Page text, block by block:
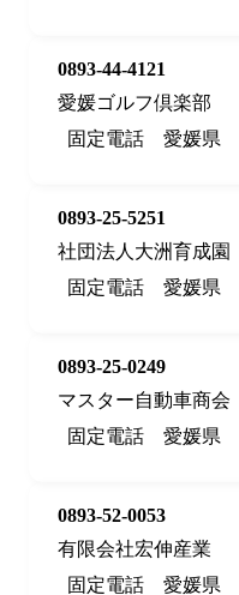
0893-44-4121
愛媛ゴルフ倶楽部
固定電話
愛媛県
0893-25-5251
社団法人大洲育成園
固定電話
愛媛県
0893-25-0249
マスター自動車商会
固定電話
愛媛県
0893-52-0053
有限会社宏伸産業
固定電話
愛媛県